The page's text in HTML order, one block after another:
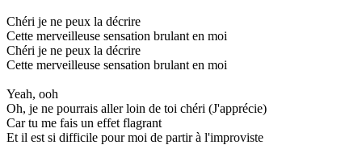
Chéri je ne peux la décrire
Cette merveilleuse sensation brulant en moi
Chéri je ne peux la décrire
Cette merveilleuse sensation brulant en moi
Yeah, ooh
Oh, je ne pourrais aller loin de toi chéri (J'apprécie)
Car tu me fais un effet flagrant
Et il est si difficile pour moi de partir à l'improviste